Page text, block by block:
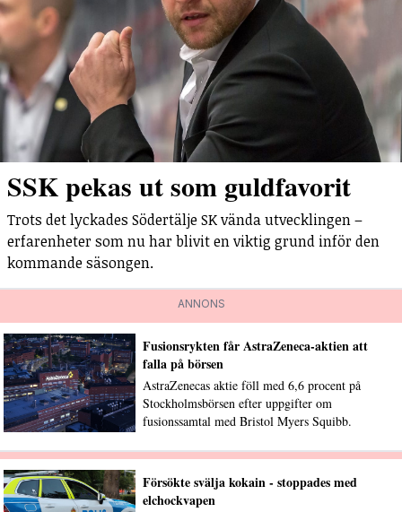
SSK pekas ut som guldfavorit
Trots det lyckades Södertälje SK vända utvecklingen –
erfarenheter som nu har blivit en viktig grund inför den
kommande säsongen.
ANNONS
Fusionsrykten får AstraZeneca-aktien att
falla på börsen
AstraZenecas aktie föll med 6,6 procent på
Stockholmsbörsen efter uppgifter om
fusionssamtal med Bristol Myers Squibb.
Försökte svälja kokain - stoppades med
elchockvapen